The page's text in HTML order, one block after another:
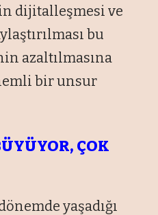
dijitalleşmesi ve
bu
azaltılmasına
bir unsur
ÇOK
yaşadığı